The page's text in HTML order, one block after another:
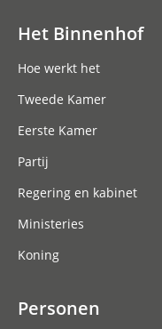
Het Binnenhof
Hoe werkt het
Tweede Kamer
Eerste Kamer
Partij
Regering en kabinet
Ministeries
Koning
Personen